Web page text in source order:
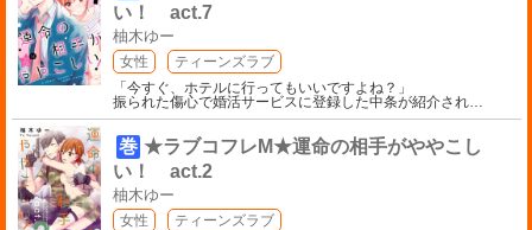
い！ act.7
柚木ゆー
女性
ティーンズラブ
「今すぐ、ホテルに行ってもいいですよね？」
振られた傷心で婚活サービスに登録した中条が紹介され…
巻 ★ラブコフレM★運命の相手がややこし
い！ act.2
柚木ゆー
女性
ティーンズラブ